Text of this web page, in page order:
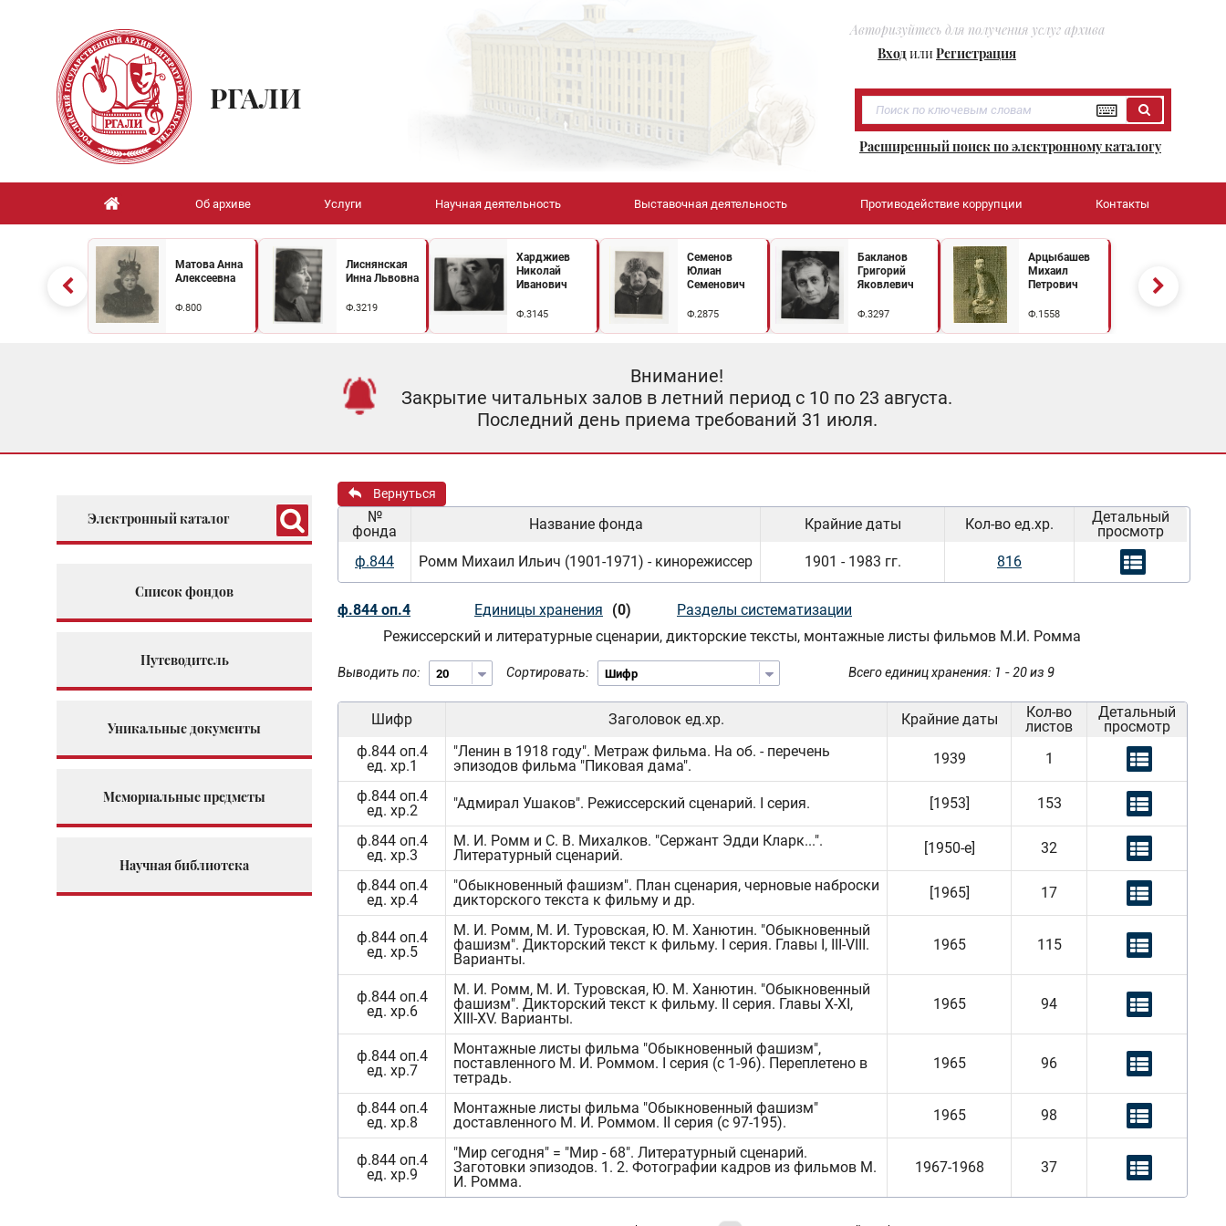
Авторизуйтесь для получения услуг архива
ВходилиРегистрация
РГАЛИ
Расширенный поиск по электронному каталогу
Об архиве Услуги Научная деятельность Выставочная деятельность Противодействие коррупции Контакты
Матова Анна
Алексеевна
Ф.800
Лиснянская
Инна Львовна
Ф.3219
Харджиев
Николай
Иванович
Ф.3145
Семенов
Юлиан
Семенович
Ф.2875
Бакланов
Григорий
Яковлевич
Ф.3297
Арцыбашев
Михаил
Петрович
Ф.1558
Внимание!
Закрытие читальных залов в летний период с 10 по 23 августа.
Последний день приема требований 31 июля.
Электронный каталог
Список фондов
Путеводитель
Уникальные документы
Мемориальные предметы
Научная библиотека
Вернуться
№
фонда
Название фонда Крайние даты Кол-во ед.хр.
Детальный
просмотр
ф.844
Ромм Михаил Ильич (1901-1971) - кинорежиссер 1901 - 1983 гг. 816
ф.844 оп.4 Единицы хранения (0)
Разделы систематизации
Режиссерский и литературные сценарии, дикторские тексты, монтажные листы фильмов М.И. Ромма
Выводить по: Сортировать: Всего единиц хранения: 1 - 20 из 9
Шифр Заголовок ед.хр. Крайние даты
Кол-во
листов
Детальный
просмотр
ф.844 оп.4
ед. хр.1
"Ленин в 1918 году". Метраж фильма. На об. - перечень
эпизодов фильма "Пиковая дама".
1939 1
ф.844 оп.4
ед. хр.2
"Адмирал Ушаков". Режиссерский сценарий. I серия. [1953] 153
ф.844 оп.4
ед. хр.3
М. И. Ромм и С. В. Михалков. "Сержант Эдди Кларк...".
Литературный сценарий.
[1950-е] 32
ф.844 оп.4
ед. хр.4
"Обыкновенный фашизм". План сценария, черновые наброски
дикторского текста к фильму и др.
[1965] 17
ф.844 оп.4
ед. хр.5
М. И. Ромм, М. И. Туровская, Ю. М. Ханютин. "Обыкновенный
фашизм". Дикторский текст к фильму. I серия. Главы I, III-VIII.
Варианты.
1965 115
ф.844 оп.4
ед. хр.6
М. И. Ромм, М. И. Туровская, Ю. М. Ханютин. "Обыкновенный
фашизм". Дикторский текст к фильму. II серия. Главы X-XI,
XIII-XV. Варианты.
1965 94
ф.844 оп.4
ед. хр.7
Монтажные листы фильма "Обыкновенный фашизм",
поставленного М. И. Роммом. I серия (с 1-96). Переплетено в
тетрадь.
1965 96
ф.844 оп.4
ед. хр.8
Монтажные листы фильма "Обыкновенный фашизм"
доставленного М. И. Роммом. II серия (с 97-195).
1965 98
ф.844 оп.4
ед. хр.9
"Мир сегодня" = "Мир - 68". Литературный сценарий.
Заготовки эпизодов. 1. 2. Фотографии кадров из фильмов М.
И. Ромма.
1967-1968 37